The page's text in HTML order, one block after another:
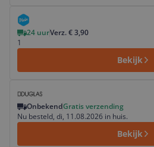
24 uurVerz. € 3,90
1
Bekijk
Bekijk product
OnbekendGratis verzending
Nu besteld, di, 11.08.2026 in huis.
Bekijk